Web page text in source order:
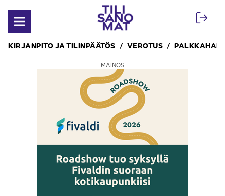
Avaa valikko
KIRJANPITO JA TILINPÄÄTÖS VEROTUS
MAINOS